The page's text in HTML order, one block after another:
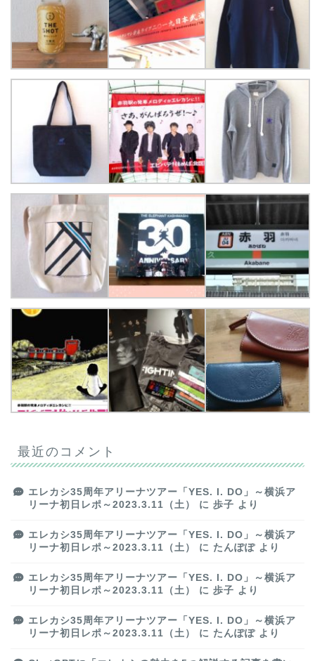
最近のコメント
エレカシ35周年アリーナツアー「YES. I. DO」～横浜ア
リーナ初日レポ～2023.3.11（土）
に 歩子 より
エレカシ35周年アリーナツアー「YES. I. DO」～横浜ア
リーナ初日レポ～2023.3.11（土）
に たんぽぽ より
エレカシ35周年アリーナツアー「YES. I. DO」～横浜ア
リーナ初日レポ～2023.3.11（土）
に 歩子 より
エレカシ35周年アリーナツアー「YES. I. DO」～横浜ア
リーナ初日レポ～2023.3.11（土）
に たんぽぽ より